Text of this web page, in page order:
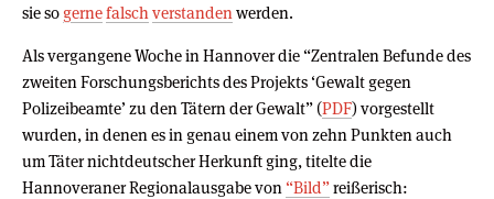
sie so gernefalsch verstanden werden.
Als vergangene Woche in Hannover die “Zentralen Befunde des
zweiten Forschungsberichts des Projekts ‘Gewalt gegen
Polizeibeamte’ zu den Tätern der Gewalt” (PDF) vorgestellt
wurden, in denen es in genau einem von zehn Punkten auch
um Täter nichtdeutscher Herkunft ging, titelte die
Hannoveraner Regionalausgabe von “Bild”reißerisch: